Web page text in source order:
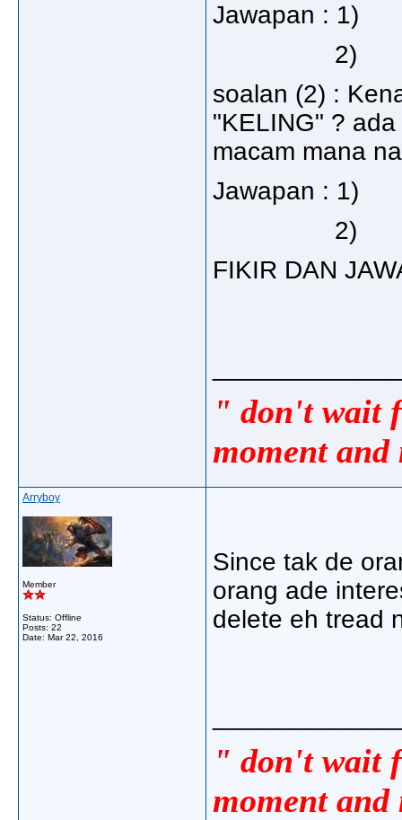
Jawapan : 1)
2)
soalan (2) :
"KELING" ?
macam mana
Jawapan : 1)
2)
FIKIR DAN
" don't wait
moment
Arryboy
Member
Status: Offline
Posts: 22
Date: Mar 22, 2016
Since tak de
orang ade
delete eh tread
" don't wait
moment